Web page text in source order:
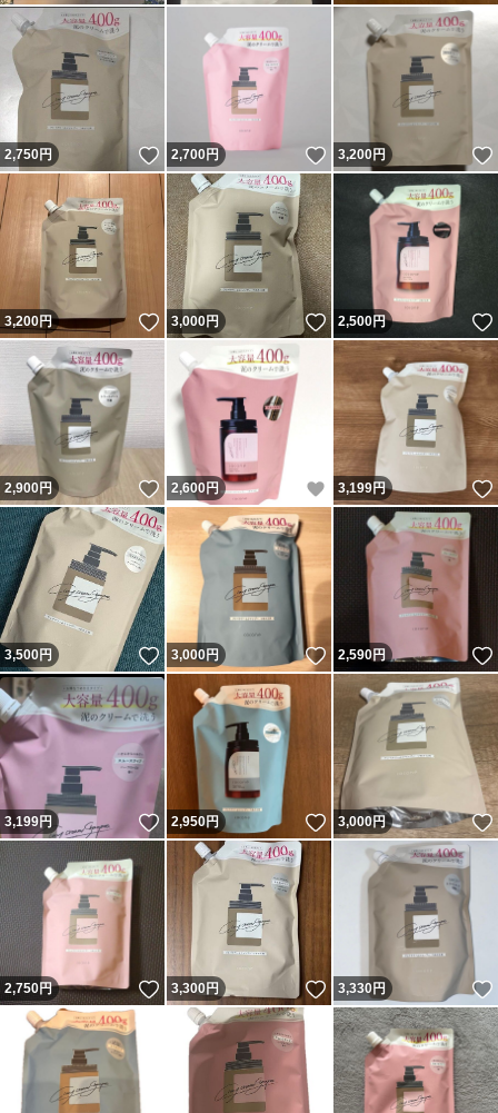
2,750円 いいね！
2,700円 いいね！
3,200円
3,200円 いいね！
3,000円 いいね！
2,500円
2,900円 いいね！
2,600円 いいね！
3,199円
3,500円 いいね！
3,000円 いいね！
2,590円
3,199円 いいね！
2,950円 いいね！
3,000円
2,750円 いいね！
3,300円 いいね！
3,330円